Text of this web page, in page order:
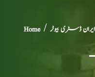
Home/ ڈسٹری بیوٹر